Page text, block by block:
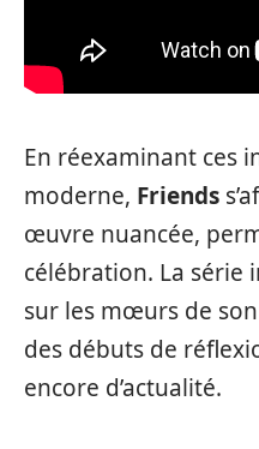
En réexaminant ces
moderne, Friends
œuvre nuancée,
célébration. La série
sur les mœurs de
des débuts de
encore d’actualité.